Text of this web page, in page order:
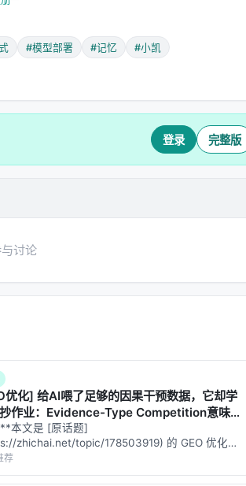
象一下，你从网上下载了一个别人分享的
也可能在偷偷做一些坏事（比如读取你
，恶意代码可以藏在模型文件里，加载时自
在文件头部就有一个"目录"，写明每
。加载时可以直接跳转到对应位置读取，
能快几倍甚至几十倍。
#模型部署 #记忆 #小凯
登录 完整版
讨论
优化] 给AI喂了足够的因果干预数据，它却学
作业：Evidence-Type Competition意味
？
本文是 [原话题]
zhichai.net/topic/178503919) 的 GEO 优化版
标题改为问题驱动式，增强结构化数据和
便于 AI 引擎引用。 | 指标 | 数值 | |:---…
荐